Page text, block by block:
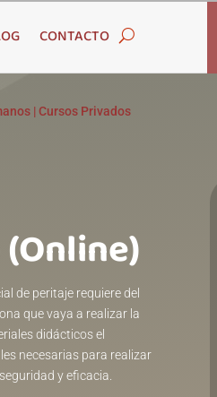
CONTACTO
|Cursos Privados
de peritaje requiere del
que vaya a realizar la
didácticos el
necesarias para realizar
y eficacia.